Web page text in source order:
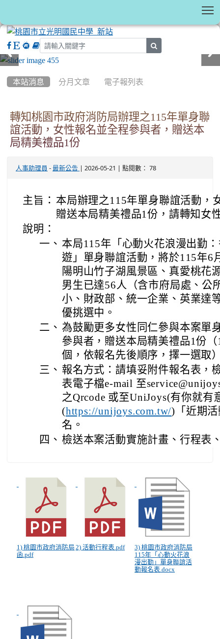
本站消息 分月文章 電子報列表
轉知桃園市政府消防局辦理之115年單身聯
誼活動，女性報名並全程參與者，贈送本
局精美禮品1份
人事助理員 - 最新公告 | 2026-05-21 | 點閱數： 78
主旨： 本局辦理之115年單身聯誼活動，
贈送本局精美禮品1份，請轉知女
說明：
一、 本局115年「心動火花浪漫出勤
遊」單身聯誼活動，將於115年6
陽明山竹子湖風景區、真愛桃花
男生已達56人（含市府局處、公
小、財政部、統一企業、英業達
優挑選中。
二、 為鼓勵更多女性同仁參與本案單
參與者，贈送本局精美禮品1份
個，依報名先後順序，擇一選取
三、 報名方式：請填妥附件報名表，
表電子檔e-mail 至
之Qrcode 或至UniJoys(有你就
(https://unijoys.com.tw/) 「近期
名。
四、 檢送本案活動實施計畫、行程表
1) 桃園市政府消防局
函.pdf
2) 活動行程表.pdf
3) 桃園市政府消防局
115年「心動火花浪
漫出勤」單身聯誼活
動報名表.docx